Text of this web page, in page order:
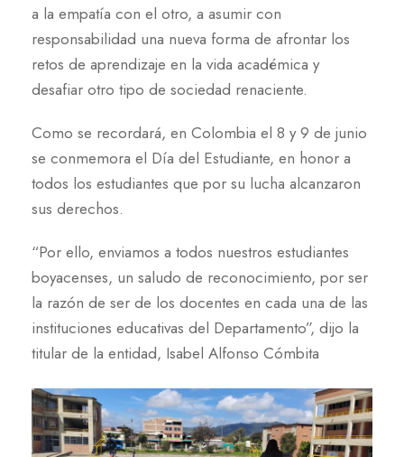
a la empatía con el otro, a asumir con
responsabilidad una nueva forma de afrontar los
retos de aprendizaje en la vida académica y
desafiar otro tipo de sociedad renaciente.
Como se recordará, en Colombia el 8 y 9 de junio
se conmemora el Día del Estudiante, en honor a
todos los estudiantes que por su lucha alcanzaron
sus derechos.
“Por ello, enviamos a todos nuestros estudiantes
boyacenses, un saludo de reconocimiento, por ser
la razón de ser de los docentes en cada una de las
instituciones educativas del Departamento”, dijo la
titular de la entidad, Isabel Alfonso Cómbita